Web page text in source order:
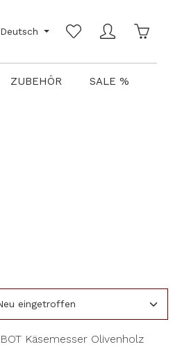
Deutsch
ZUBEHÖR SALE %